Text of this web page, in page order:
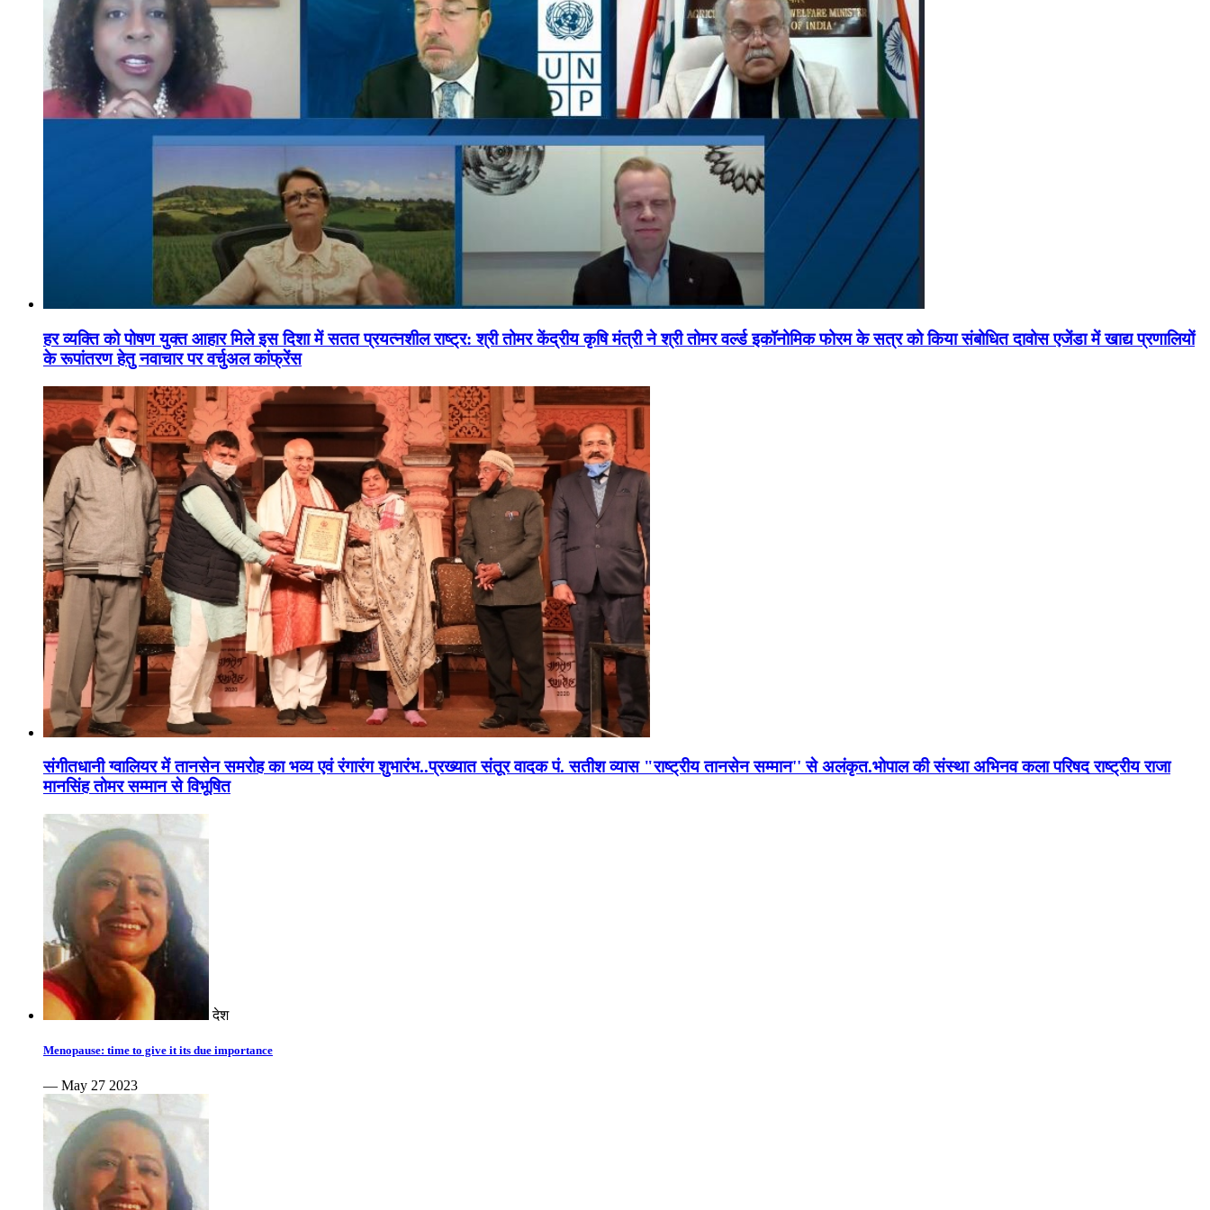
हर व्यक्ति को पोषण युक्त आहार मिले इस दिशा में सतत प्रयत्नशील राष्ट्र: श्री तोमर केंद्रीय कृषि मंत्री ने श्री तोमर वर्ल्ड इकॉनोमिक फोरम के सत्र को किया संबोधित दावोस एजेंडा में खाद्य प्रणालियों
के रूपांतरण हेतु नवाचार पर वर्चुअल कांफ्रेंस
संगीतधानी ग्वालियर में तानसेन समरोह का भव्य एवं रंगारंग शुभारंभ..प्रख्यात संतूर वादक पं. सतीश व्यास "राष्ट्रीय तानसेन सम्मान'' से अलंकृत.भोपाल की संस्था अभिनव कला परिषद राष्ट्रीय राजा
मानसिंह तोमर सम्मान से विभूषित
देश
Menopause: time to give it its due importance
— May 27 2023